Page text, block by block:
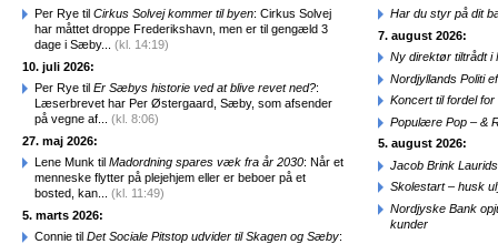
Per Rye til Cirkus Solvej kommer til byen: Cirkus Solvej
har måttet droppe Frederikshavn, men er til gengæld 3
dage i Sæby... (kl. 14:19)
10. juli 2026:
Per Rye til Er Sæbys historie ved at blive revet ned?:
Læserbrevet har Per Østergaard, Sæby, som afsender
på vegne af... (kl. 8:06)
27. maj 2026:
Lene Munk til Madordning spares væk fra år 2030: Når et
menneske flytter på plejehjem eller er beboer på et
bosted, kan... (kl. 11:49)
5. marts 2026:
Connie til Det Sociale Pitstop udvider til Skagen og Sæby:
Har du styr på dit
7. august 2026:
Ny direktør tiltrådt i
Nordjyllands Politi
Koncert til fordel
Populære Pop – &
5. august 2026:
Jacob Brink
Skolestart – husk
Nordjyske Bank
kunder